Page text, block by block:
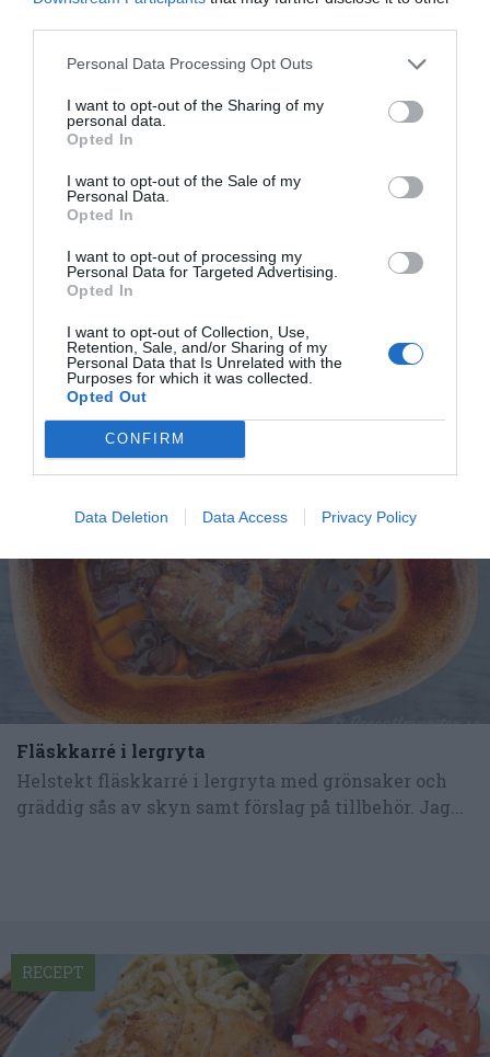
Personal Data Processing Opt Outs
I want to opt-out of the Sharing of my
personal data.
Opted In
I want to opt-out of the Sale of my
Personal Data.
Opted In
I want to opt-out of processing my
Personal Data for Targeted Advertising.
Opted In
I want to opt-out of Collection, Use,
Retention, Sale, and/or Sharing of my
Personal Data that Is Unrelated with the
Purposes for which it was collected.
Opted Out
CONFIRM
Data Deletion Data Access Privacy Policy
Mattsson
Jag är matskribent samt kock
Måltidsvetenskap från
restauranghögskolan i Grythyttan. På denna sida
smaker - noviser som hemmakockar. Alla recept
har jag provlagat, skrivit och fotat så att du ska
om mig.
Tillbehör och liknande:
Fläskkarré i lergryta
Helstekt fläskkarré i lergryta med grönsaker och
gräddig sås av skyn samt förslag på tillbehör. Jag...
RECEPT